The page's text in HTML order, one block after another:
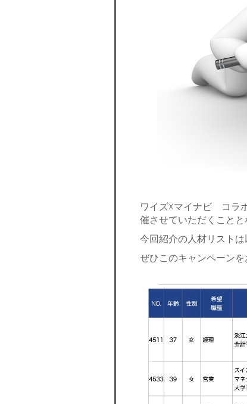
ワイズ☓マイナビ コラ
催させていただくことと
今回紹介の人材リストは
ぜひこのキャンペーンを